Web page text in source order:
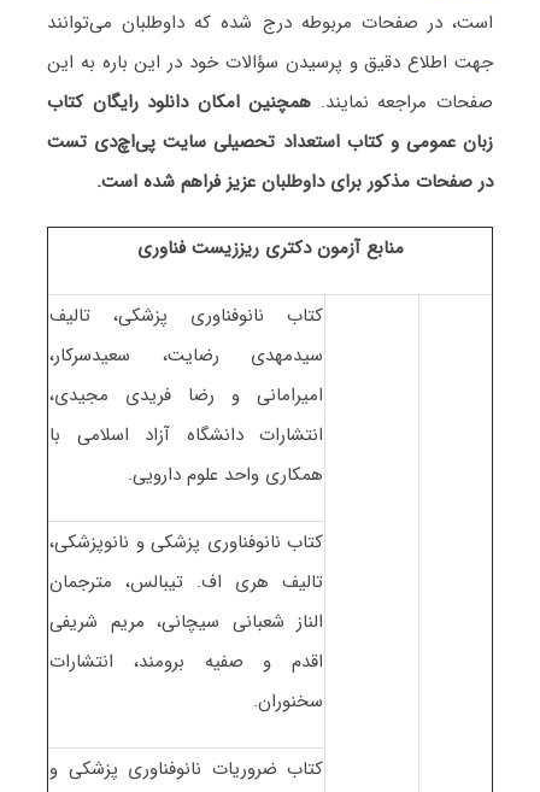
است، در صفحات مربوطه درج شده که داوطلبان می‌توانند
جهت اطلاع دقیق و پرسیدن سؤالات خود در این باره به این
صفحات مراجعه نمایند. همچنین امکان دانلود رایگان کتاب
زبان عمومی و کتاب استعداد تحصیلی سایت پی‌اچ‌دی تست
در صفحات مذکور برای داوطلبان عزیز فراهم شده است.
منابع آزمون دکتری ریززیست فناوری
کتاب نانوفناوری پزشکی، تالیف
سیدمهدی رضایت، سعیدسرکار،
امیرامانی و رضا فریدی مجیدی،
انتشارات دانشگاه آزاد اسلامی با
همکاری واحد علوم دارویی.
کتاب نانوفناوری پزشکی و نانوپزشکی،
تالیف هری اف. تیبالس، مترجمان
الناز شعبانی سیچانی، مریم شریفی
اقدم و صفیه برومند، انتشارات
سخنوران.
کتاب ضروریات نانوفناوری پزشکی و